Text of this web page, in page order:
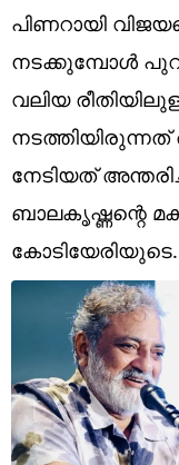
world
Technology
Religion
Web Story
Photo
Short Videos
പിണറായി
നടക്കുമ്പോൾ
വലിയ
നേടിയത്
ബാലകൃഷ്ണന്റെ